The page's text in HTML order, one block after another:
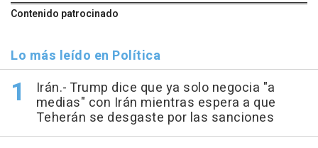
Contenido patrocinado
Lo más leído en Política
Irán.- Trump dice que ya solo negocia "a
medias" con Irán mientras espera a que
Teherán se desgaste por las sanciones